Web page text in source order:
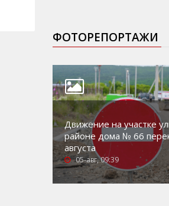
ФОТОРЕПОРТАЖИ
Движение на участке
районе дома № 66
августа
05-авг, 09:39